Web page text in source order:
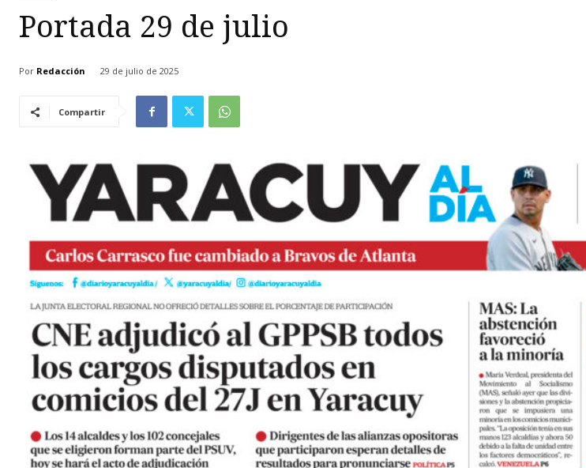
Portada 29 de julio
Por Redacción 29 de julio de 2025
Compartir